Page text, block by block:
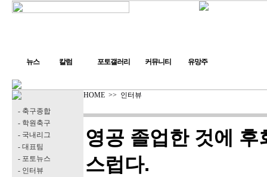
뉴스 칼럼 포토갤러리 커뮤니티 유망주
- 축구종합
- 학원축구
- 국내리그
- 대표팀
- 포토뉴스
- 인터뷰
HOME >> 인터뷰
영공 졸업한 것에 후
스럽다.